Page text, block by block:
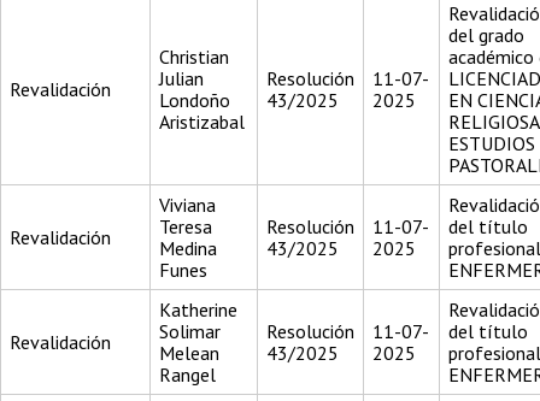
Revalidación
Christian
Julian
Londoño
Aristizabal
Resolución
43/2025
11-07-
2025
del grado
académico
EN
ESTUDIOS
Revalidación
Viviana
Teresa
Medina
Funes
Resolución
43/2025
11-07-
2025
del título
Revalidación
Katherine
Solimar
Melean
Rangel
Resolución
43/2025
11-07-
2025
del título